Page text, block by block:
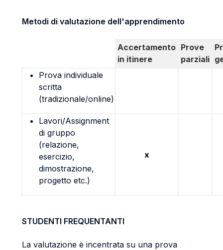
Metodi di valutazione dell'apprendimento
Accertamento
in itinere
Prove
parziali
Prova individuale
scritta
(tradizionale/online)
Lavori/Assignment
di gruppo
(relazione,
esercizio,
dimostrazione,
progetto etc.)
x
STUDENTI FREQUENTANTI
La valutazione è incentrata su una prova